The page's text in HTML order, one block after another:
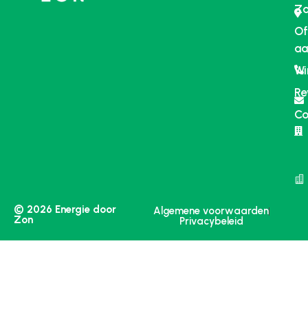
© 2026 Energie door
Zon
Algemene voorwaarden
Privacybeleid